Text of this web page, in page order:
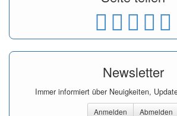
Newsletter
Immer informiert über Neuigkeiten,
Anmelden Abmelden